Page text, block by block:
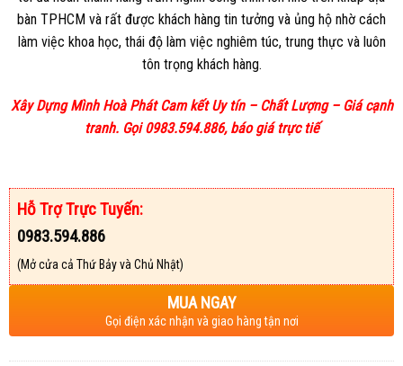
bàn TPHCM và rất được khách hàng tin tưởng và ủng hộ nhờ cách
làm việc khoa học, thái độ làm việc nghiêm túc, trung thực và luôn
tôn trọng khách hàng.
Xây Dựng Mình Hoà Phát Cam kết Uy tín – Chất Lượng – Giá cạnh
tranh. Gọi 0983.594.886, báo giá trựctiế
Hỗ Trợ Trực Tuyến:
0983.594.886
(Mở cửa cả Thứ Bảy và Chủ Nhật)
MUA NGAY
Gọi điện xác nhận và giao hàng tận nơi